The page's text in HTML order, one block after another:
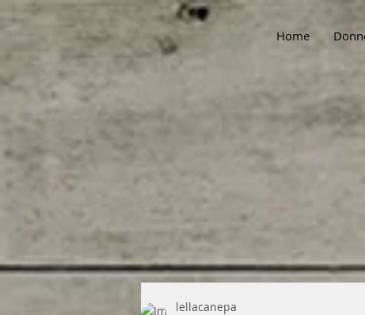
Home
lellacanepa